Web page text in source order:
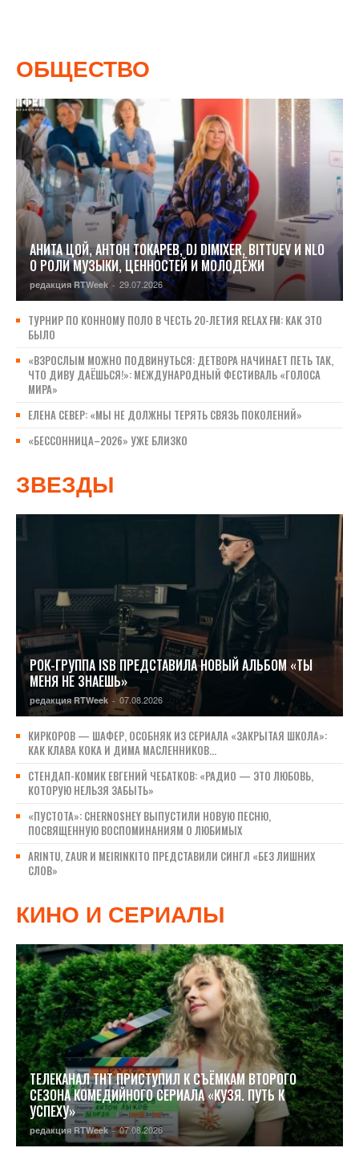
ОБЩЕСТВО
АНИТА ЦОЙ, АНТОН ТОКАРЕВ, DJ DIMIXER, BITTUEV И NLO
О РОЛИ МУЗЫКИ, ЦЕННОСТЕЙ И МОЛОДЁЖИ
редакция RTWeek - 29.07.2026
ТУРНИР ПО КОННОМУ ПОЛО В ЧЕСТЬ 20-ЛЕТИЯ RELAX FM: КАК ЭТО
БЫЛО
«ВЗРОСЛЫМ МОЖНО ПОДВИНУТЬСЯ: ДЕТВОРА НАЧИНАЕТ ПЕТЬ ТАК,
ЧТО ДИВУ ДАЁШЬСЯ!»: МЕЖДУНАРОДНЫЙ ФЕСТИВАЛЬ «ГОЛОСА
МИРА»
ЕЛЕНА СЕВЕР: «МЫ НЕ ДОЛЖНЫ ТЕРЯТЬ СВЯЗЬ ПОКОЛЕНИЙ»
«БЕССОННИЦА–2026» УЖЕ БЛИЗКО
ЗВЕЗДЫ
РОК-ГРУППА ISB ПРЕДСТАВИЛА НОВЫЙ АЛЬБОМ «ТЫ
МЕНЯ НЕ ЗНАЕШЬ»
редакция RTWeek - 07.08.2026
КИРКОРОВ — ШАФЕР, ОСОБНЯК ИЗ СЕРИАЛА «ЗАКРЫТАЯ ШКОЛА»:
КАК КЛАВА КОКА И ДИМА МАСЛЕННИКОВ...
СТЕНДАП-КОМИК ЕВГЕНИЙ ЧЕБАТКОВ: «РАДИО — ЭТО ЛЮБОВЬ,
КОТОРУЮ НЕЛЬЗЯ ЗАБЫТЬ»
«ПУСТОТА»: CHERNOSHEY ВЫПУСТИЛИ НОВУЮ ПЕСНЮ,
ПОСВЯЩЕННУЮ ВОСПОМИНАНИЯМ О ЛЮБИМЫХ
ARINTU, ZAUR И MEIRINKITO ПРЕДСТАВИЛИ СИНГЛ «БЕЗ ЛИШНИХ
СЛОВ»
КИНО И СЕРИАЛЫ
ТЕЛЕКАНАЛ ТНТ ПРИСТУПИЛ К СЪЁМКАМ ВТОРОГО
СЕЗОНА КОМЕДИЙНОГО СЕРИАЛА «КУЗЯ. ПУТЬ К
УСПЕХУ»
редакция RTWeek - 07.08.2026